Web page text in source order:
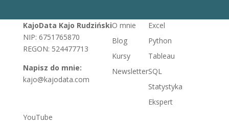
KajoData Kajo Rudziński
NIP: 6751765870
REGON: 524477713
Napisz do mnie:
kajo@kajodata.com
O mnie
Blog
Kursy
Newsletter
Excel
Python
Tableau
SQL
Statystyka
Ekspert
YouTube